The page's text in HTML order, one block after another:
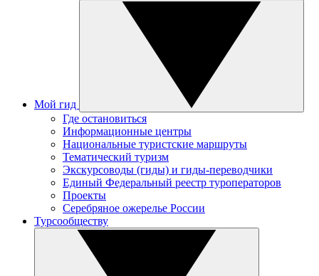
Мой гид
Где остановиться
Информационные центры
Национальные туристские маршруты
Тематический туризм
Экскурсоводы (гиды) и гиды-переводчики
Единый Федеральный реестр туроператоров
Проекты
Серебряное ожерелье России
Турсообществу